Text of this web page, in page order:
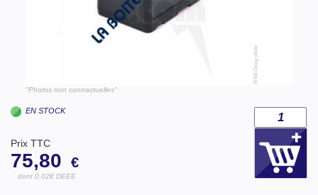
"Photos non contractuelles"
EN STOCK
Prix TTC
75,80 €
dont 0.02€ DEEE